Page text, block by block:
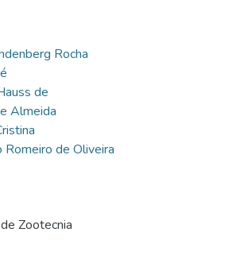
Rocha
de
Almeida
de Oliveira
Zootecnia